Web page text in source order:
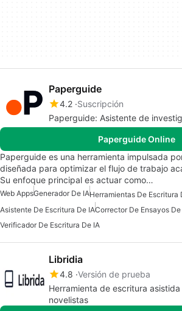
Paperguide
4.2 Suscripción
Paperguide: Asistente de
Paperguide Online
Paperguide es una herramienta impulsada
diseñada para optimizar el flujo de trabajo
Su enfoque principal es actuar como…
Web AppsGenerador De IA
Asistente De Escritura De IACorrector De Ensayos De
Verificador De Escritura De IA
Libridia
4.8 Versión de prueba
Herramienta de escritura
novelistas